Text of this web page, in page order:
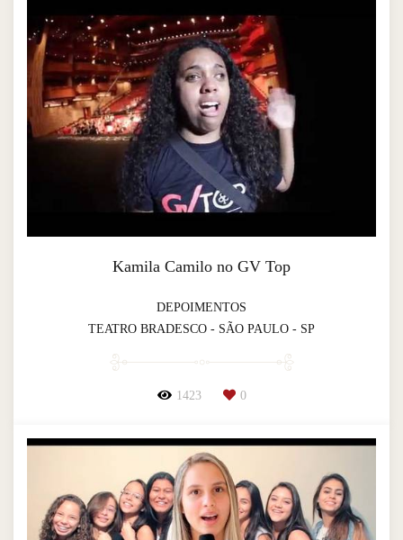
Kamila Camilo no GV Top
DEPOIMENTOS
TEATRO BRADESCO - SÃO PAULO - SP
1423 0